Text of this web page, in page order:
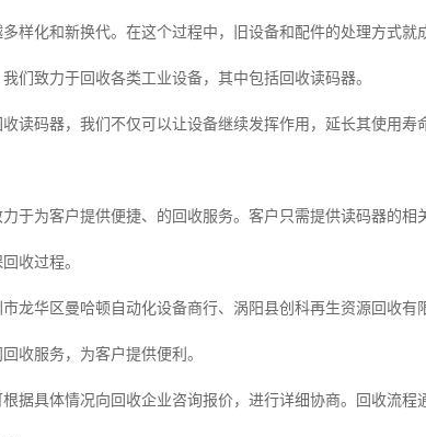
样化和新换代。在这个过程中，旧设备和配件的处理方式就
们致力于回收各类工业设备，其中包括回收读码器。
读码器，我们不仅可以让设备继续发挥作用，延长其使用寿
于为客户提供便捷、的回收服务。客户只需提供读码器的相
收过程。
龙华区曼哈顿自动化设备商行、涡阳县创科再生资源回收有
收服务，为客户提供便利。
据具体情况向回收企业咨询报价，进行详细协商。回收流程